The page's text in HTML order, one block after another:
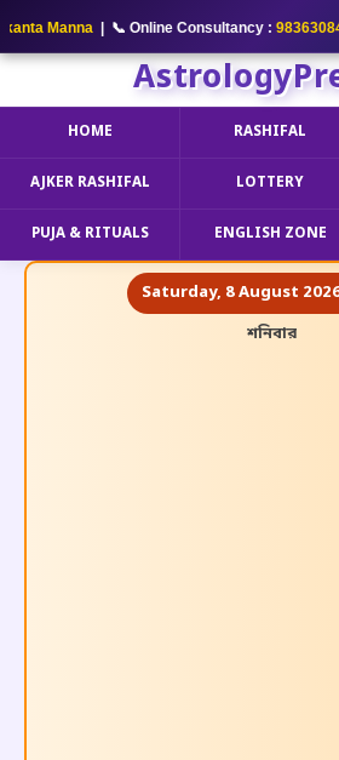
Manna| 📞 Online Consultancy :9836308473|
HOME RASHIFAL
AJKER RASHIFAL LOTTERY
PUJA & RITUALS ENGLISH ZONE
Saturday, 8 August
শনিবার